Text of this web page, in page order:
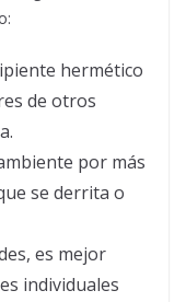
hermético
de otros
por más
se derrita o
es mejor
individuales